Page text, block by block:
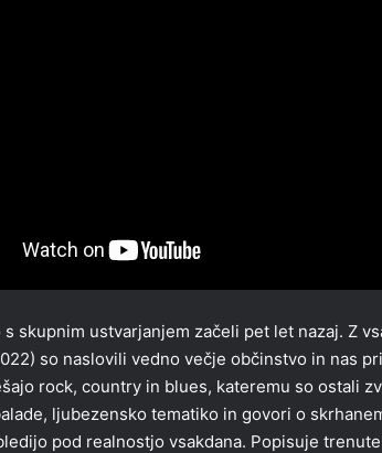
s skupnim ustvarjanjem začeli pet let nazaj. Z
so naslovili vedno večje občinstvo in nas
rock, country in blues, kateremu so ostali
ljubezensko tematiko in govori o
pod realnostjo vsakdana. Popisuje